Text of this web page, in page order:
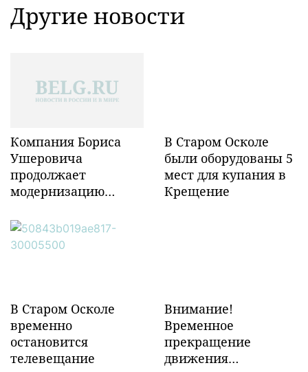
Другие новости
Компания Бориса
Ушеровича
продолжает
модернизацию
инфраструктуры в
Забайкалье
В Старом Осколе
были оборудованы 5
мест для купания в
Крещение
В Старом Осколе
временно
остановится
телевещание
Внимание!
Временное
прекращение
движения